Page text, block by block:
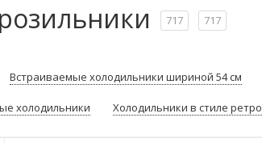
717 717
Встраиваемые холодильники шириной 54 см
холодильники Холодильники в стиле ретро